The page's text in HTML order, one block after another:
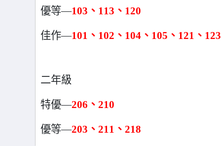
優等—103 、113、120
佳作—101 、102、104、105、121、
二年級
特優—206 、210
優等—203 、211、218